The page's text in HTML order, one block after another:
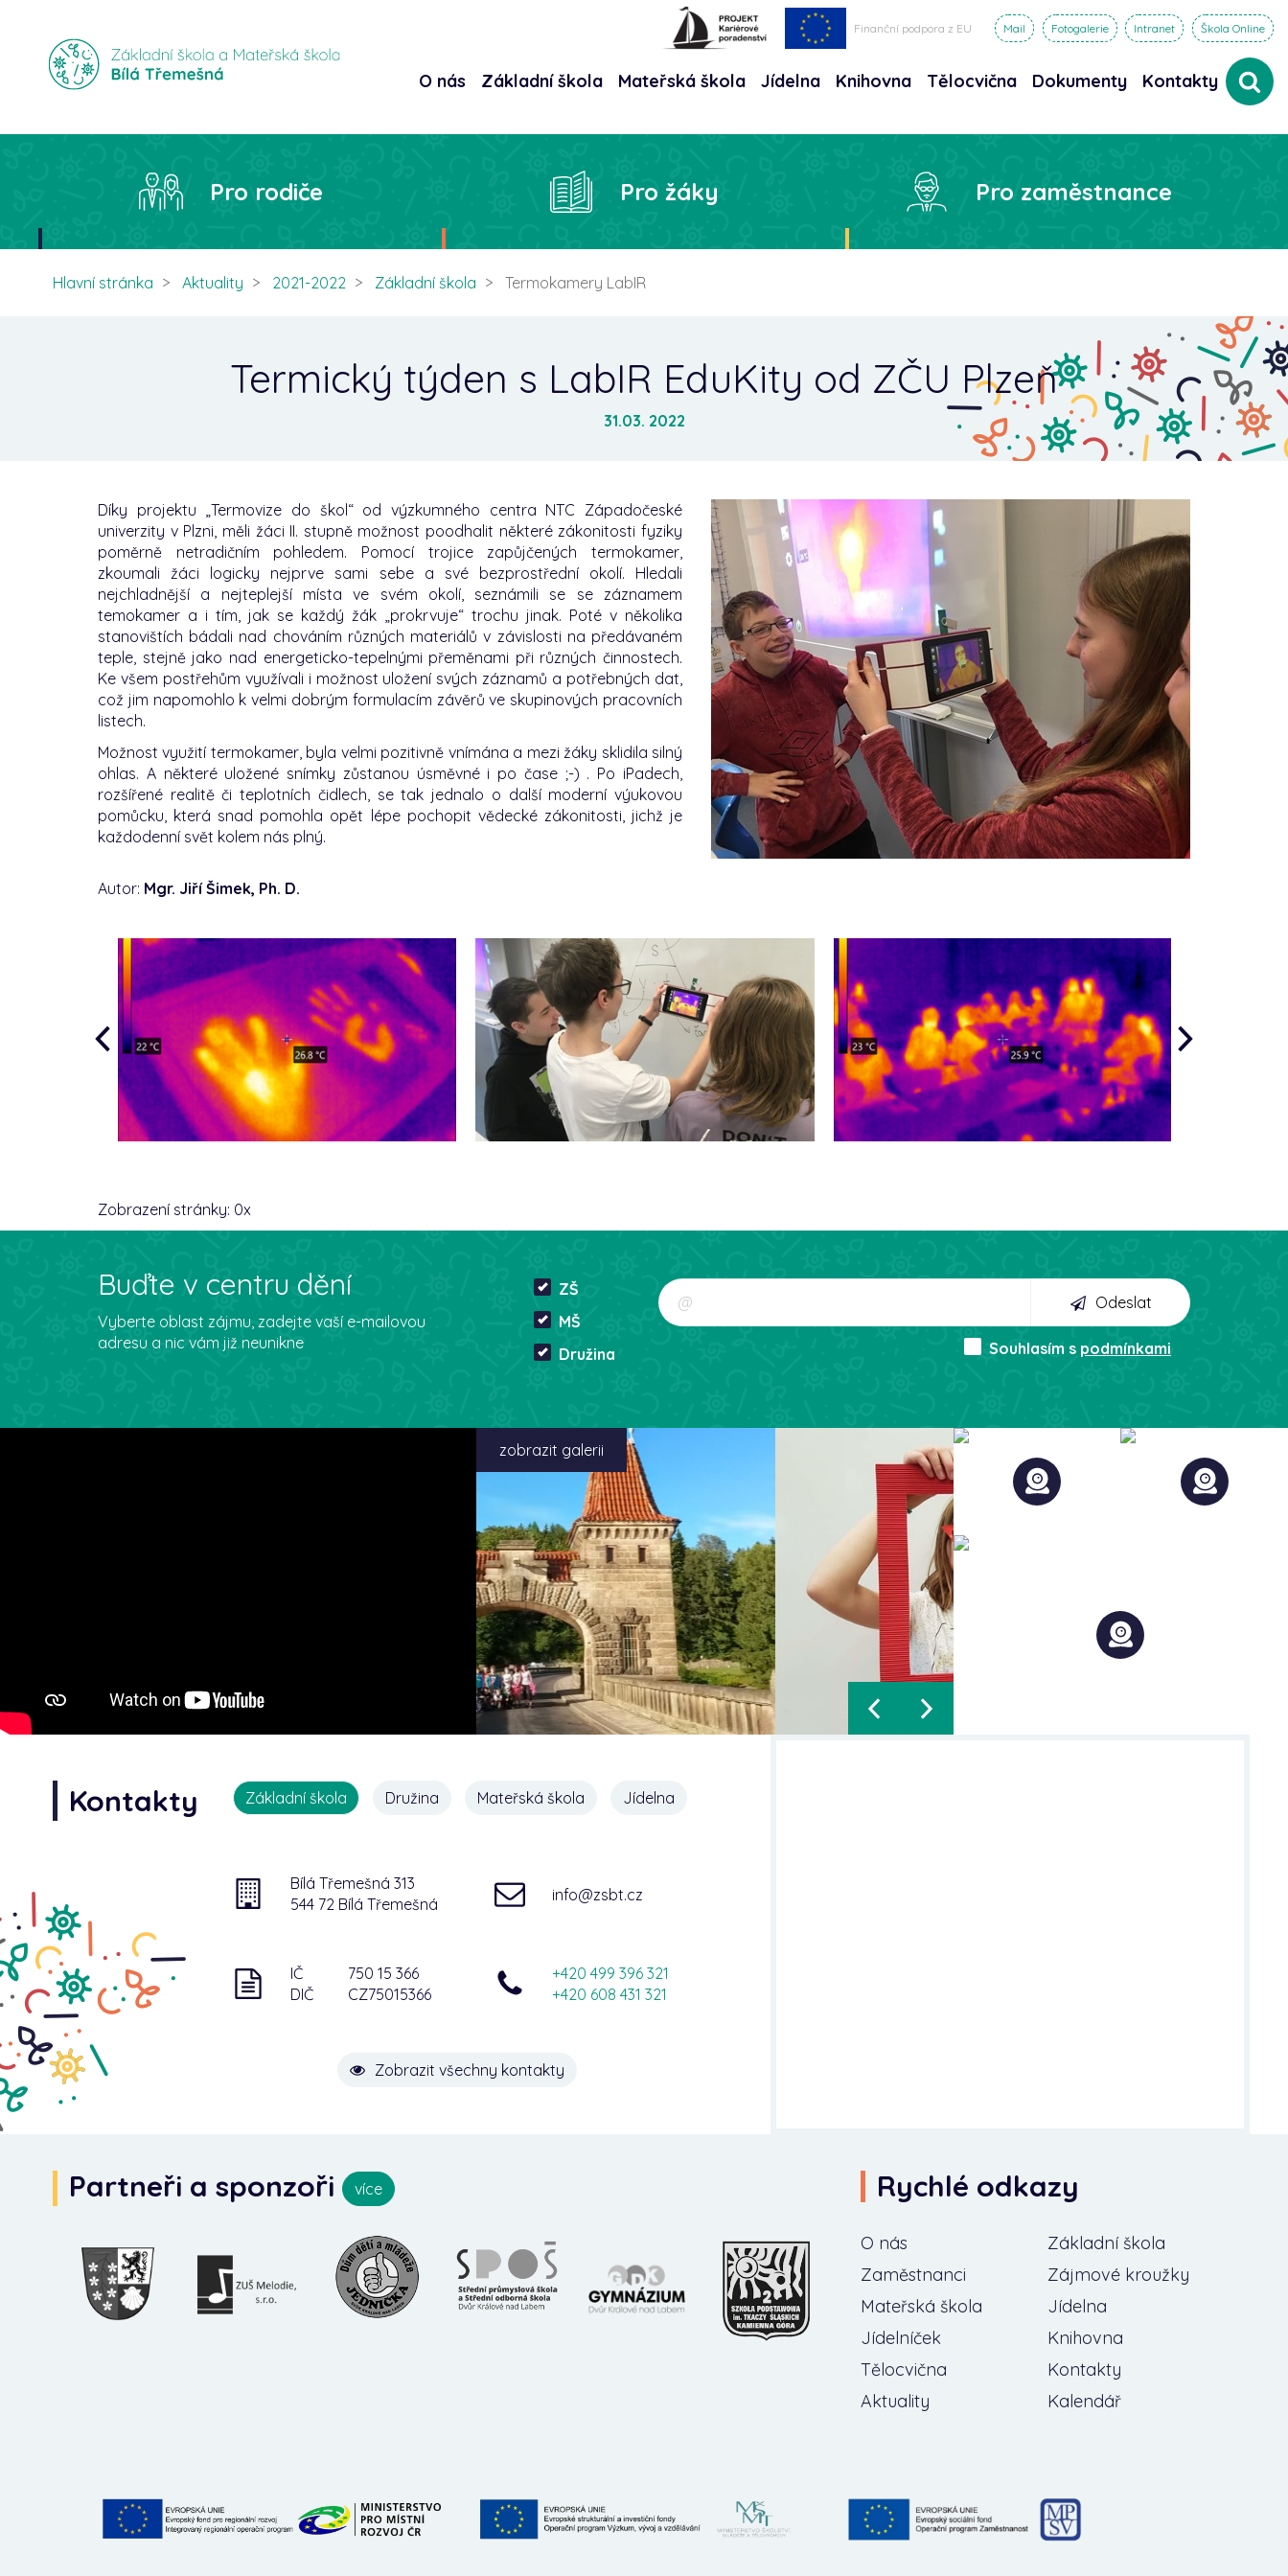
Finanční podpora z EU Mail Fotogalerie Intranet Škola Online
O nás Základní škola Mateřská škola Jídelna Knihovna Tělocvična Dokumenty Kontakty
Pro rodiče Pro žáky Pro zaměstnance
Hlavní stránka Aktuality 2021-2022 Základní škola Termokamery LabIR
Termický týden s LabIR EduKity od ZČU Plzeň
31.03. 2022
Díky projektu „Termovize do škol“ od výzkumného centra NTC Západočeské
univerzity v Plzni, měli žáci II. stupně možnost poodhalit některé zákonitosti fyziky
poměrně netradičním pohledem. Pomocí trojice zapůjčených termokamer,
zkoumali žáci logicky nejprve sami sebe a své bezprostřední okolí. Hledali
nejchladnější a nejteplejší místa ve svém okolí, seznámili se se záznamem
temokamer a i tím, jak se každý žák „prokrvuje“ trochu jinak. Poté v několika
stanovištích bádali nad chováním různých materiálů v závislosti na předávaném
teple, stejně jako nad energeticko-tepelnými přeměnami při různých činnostech.
Ke všem postřehům využívali i možnost uložení svých záznamů a potřebných dat,
což jim napomohlo k velmi dobrým formulacím závěrů ve skupinových pracovních
listech.
Možnost využití termokamer, byla velmi pozitivně vnímána a mezi žáky sklidila silný
ohlas. A některé uložené snímky zůstanou úsměvné i po čase ;-) . Po iPadech,
rozšířené realitě či teplotních čidlech, se tak jednalo o další moderní výukovou
pomůcku, která snad pomohla opět lépe pochopit vědecké zákonitosti, jichž je
každodenní svět kolem nás plný.
Autor: Mgr. Jiří Šimek, Ph. D.
Zobrazení stránky: 0x
Buďte v centru dění
Vyberte oblast zájmu, zadejte vaší e-mailovou
adresu a nic vám již neunikne
ZŠ
MŠ
Družina
Odeslat
Souhlasím s podmínkami
zobrazit galerii
Kontakty Základní škola Družina Mateřská škola Jídelna
Bílá Třemešná 313
544 72 Bílá Třemešná
info@zsbt.cz
IČ
750 15 366
DIČ
CZ75015366
+420 499 396 321
+420 608 431 321
Zobrazit všechny kontakty
Partneři a sponzoři více Rychlé odkazy
O nás
Základní škola
Zaměstnanci
Zájmové kroužky
Mateřská škola
Jídelna
Jídelníček
Knihovna
Tělocvična
Kontakty
Aktuality
Kalendář